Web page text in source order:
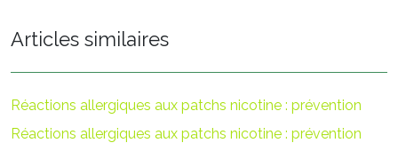
Articles similaires
Réactions allergiques aux patchs nicotine : prévention
Réactions allergiques aux patchs nicotine : prévention